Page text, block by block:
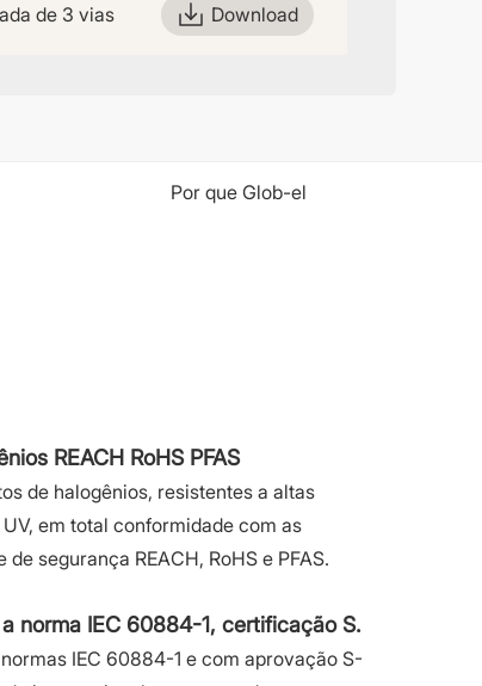
de 3 vias Download
Por que Glob-el
REACH RoHS PFAS
de halogênios, resistentes a altas
em total conformidade com as
segurança REACH, RoHS e PFAS.
norma IEC 60884-1, certificação S.
IEC 60884-1 e com aprovação S-